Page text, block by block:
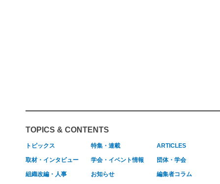
TOPICS & CONTENTS
トピックス 特集・連載 ARTICLES
取材・インタビュー 学会・イベント情報 団体・学会
組織改編・人事 お知らせ 編集者コラム